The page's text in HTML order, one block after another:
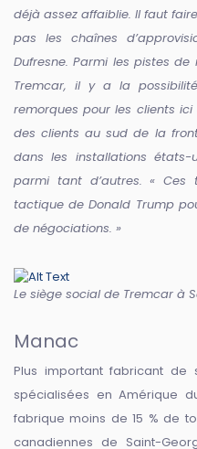
déjà assez affaiblie. Il faut
pas les chaînes
Dufresne. Parmi les pistes
Tremcar, il y a la
remorques pour les clients
des clients au sud de la
dans les installations états-
parmi tant d’autres. « Ces
tactique de Donald Trump
de négociations. »
Le siège social de Tremcar à
Manac
Plus important fabricant de
spécialisées en Amérique
fabrique moins de 15 % de
canadiennes de Saint-